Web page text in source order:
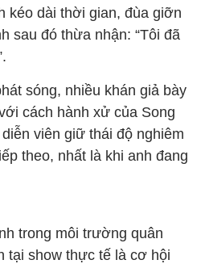
kéo dài thời gian, đùa giỡn
sau đó thừa nhận: “Tôi đã
sóng, nhiều khán giả bày
cách hành xử của Song
viên giữ thái độ nghiêm
theo, nhất là khi anh đang
trong môi trường quân
tại show thực tế là cơ hội